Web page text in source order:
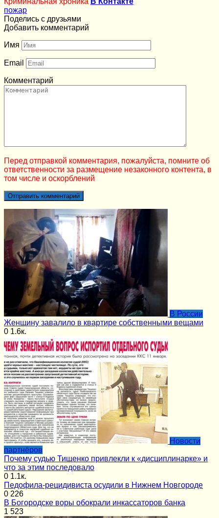
пожар
Поделись с друзьями
Добавить комментарий
Имя
Email
Комментарий
Перед отправкой комментария, пожалуйста, помните об
ответственности за размещение незаконного контента, в
том числе и оскорблений
В России
Женщину завалило в квартире собственными вещами
0 1.6к.
Новости
партнёров
Почему судью Тищенко привлекли к «дисциплинарке» и
что за этим последовало
0 1.1к.
Педофила-рецидивиста осудили в Нижнем Новгороде
0 226
В Богородске воры обокрали инкассаторов банка
1 523